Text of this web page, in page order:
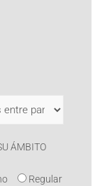
ÁMBITO
Regular